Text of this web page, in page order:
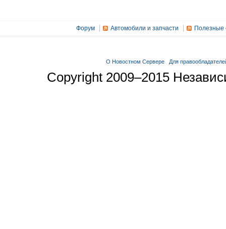
Форум Автомобили и запчасти Полезные
О Новостном Сервере Для
Copyright 2009–2015